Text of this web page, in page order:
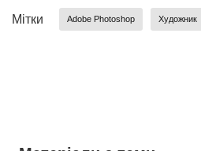
Мітки Adobe Photoshop Художник